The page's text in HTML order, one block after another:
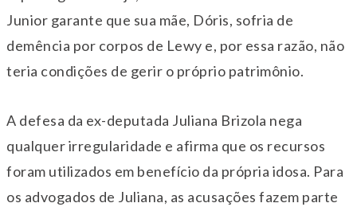
Junior garante que sua mãe, Dóris, sofria de
demência por corpos de Lewy e, por essa razão, não
teria condições de gerir o próprio patrimônio.
A defesa da ex-deputada Juliana Brizola nega
qualquer irregularidade e afirma que os recursos
foram utilizados em benefício da própria idosa. Para
os advogados de Juliana, as acusações fazem parte